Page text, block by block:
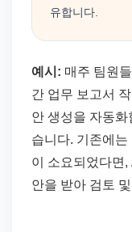
유합니다.
예시: 매주 팀원
간 업무 보고서
안 생성을 자동
습니다. 기존에
이 소요되었다면
안을 받아 검토